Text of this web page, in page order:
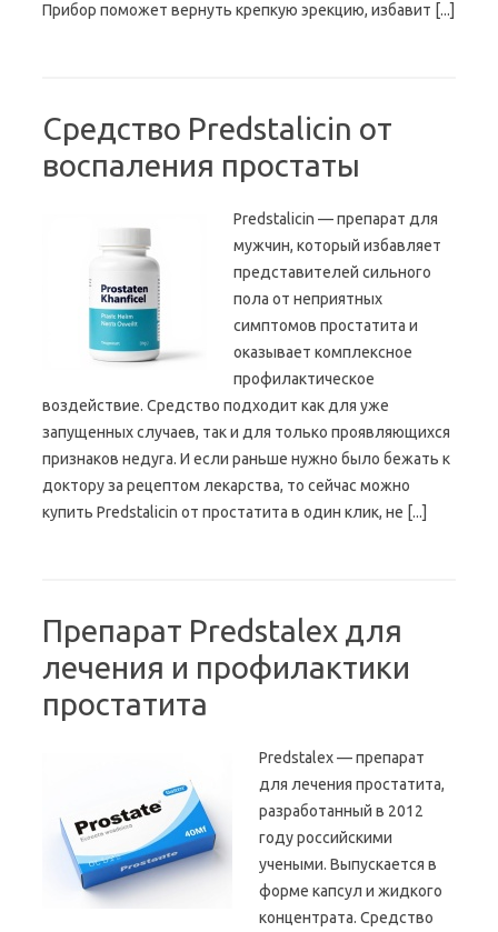
Прибор поможет вернуть крепкую эрекцию, избавит [...]
Средство Predstalicin от
воспаления простаты
Predstalicin — препарат для
мужчин, который избавляет
представителей сильного
пола от неприятных
симптомов простатита и
оказывает комплексное
профилактическое
воздействие. Средство подходит как для уже
запущенных случаев, так и для только проявляющихся
признаков недуга. И если раньше нужно было бежать к
доктору за рецептом лекарства, то сейчас можно
купить Predstalicin от простатита в один клик, не [...]
Препарат Predstalex для
лечения и профилактики
простатита
Predstalex — препарат
для лечения простатита,
разработанный в 2012
году российскими
учеными. Выпускается в
форме капсул и жидкого
концентрата. Средство